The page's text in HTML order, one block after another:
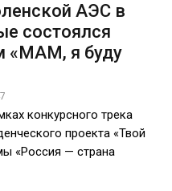
АЭС в
состоялся
«МАМ, я буду
конкурсного трека
проекта «Твой
«Россия — страна